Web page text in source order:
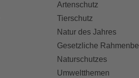
Artenschutz
Tierschutz
Natur des Jahres
Gesetzliche
Naturschutzes
Umweltthemen